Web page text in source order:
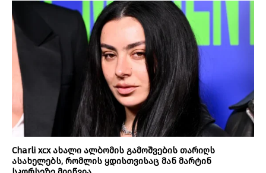
Charli xcx ახალი ალბომის გამოშვების თარიღს
ასახელებს, რომლის ყდისთვისაც მან მარტინ